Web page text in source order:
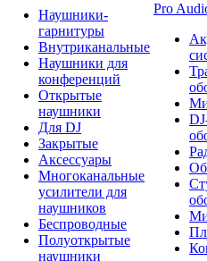
Наушники-
гарнитуры
Внутриканальные
Наушники для
конференций
Открытые
наушники
Для DJ
Закрытые
Аксессуары
Многоканальные
усилители для
наушников
Беспроводные
Полуоткрытые
наушники
Pro